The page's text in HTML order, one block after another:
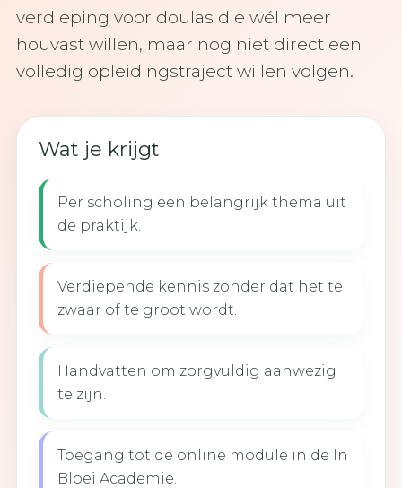
verdieping voor doulas die wél meer
houvast willen, maar nog niet direct een
volledig opleidingstraject willen volgen.
Wat je krijgt
Per scholing een belangrijk thema uit
de praktijk.
Verdiepende kennis zonder dat het te
zwaar of te groot wordt.
Handvatten om zorgvuldig aanwezig
te zijn.
Toegang tot de online module in de In
Bloei Academie.